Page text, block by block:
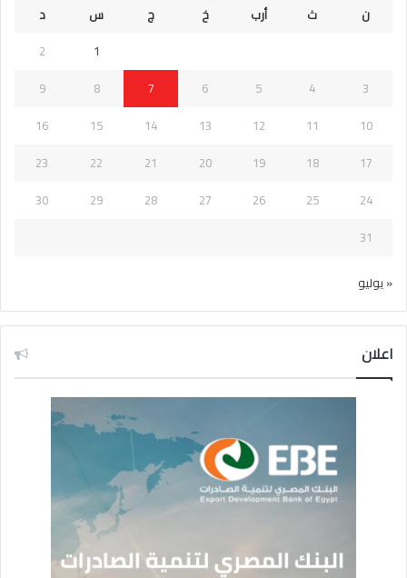
ن
ث أرب خ ج س
د
1
2
3
4
5
6
7
8
9
10
11
12
13
14
15
16
17
18
19
20
21
22
23
24
25
26
27
28
29
30
31
« يوليو
اعلان